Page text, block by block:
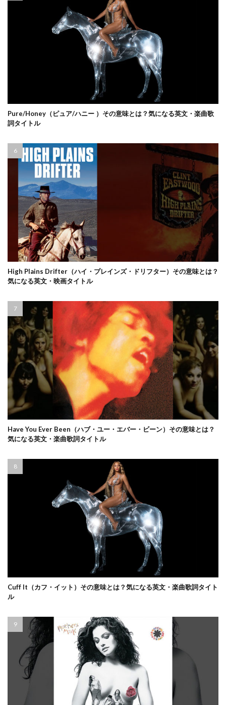
Pure/Honey（ピュア/ハニー ）その意味とは？気になる英文・楽曲歌
詞タイトル
High Plains Drifter（ハイ・プレインズ・ドリフター）その意味とは？
気になる英文・映画タイトル
Have You Ever Been（ハブ・ユー・エバー・ビーン）その意味とは？
気になる英文・楽曲歌詞タイトル
Cuff It（カフ・イット）その意味とは？気になる英文・楽曲歌詞タイト
ル